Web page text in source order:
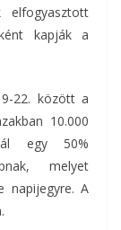
elfogyasztott
kapják a
22. között a
10.000
egy 50%
melyet
napijegyre. A